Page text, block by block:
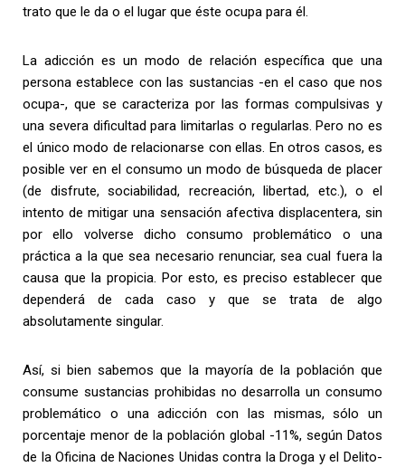
trato que le da o el lugar que éste ocupa para él.
La adicción es un modo de relación específica que una
persona establece con las sustancias -en el caso que nos
ocupa-, que se caracteriza por las formas compulsivas y
una severa dificultad para limitarlas o regularlas. Pero no es
el único modo de relacionarse con ellas. En otros casos, es
posible ver en el consumo un modo de búsqueda de placer
(de disfrute, sociabilidad, recreación, libertad, etc.), o el
intento de mitigar una sensación afectiva displacentera, sin
por ello volverse dicho consumo problemático o una
práctica a la que sea necesario renunciar, sea cual fuera la
causa que la propicia. Por esto, es preciso establecer que
dependerá de cada caso y que se trata de algo
absolutamente singular.
Así, si bien sabemos que la mayoría de la población que
consume sustancias prohibidas no desarrolla un consumo
problemático o una adicción con las mismas, sólo un
porcentaje menor de la población global -11%, según Datos
de la Oficina de Naciones Unidas contra la Droga y el Delito-